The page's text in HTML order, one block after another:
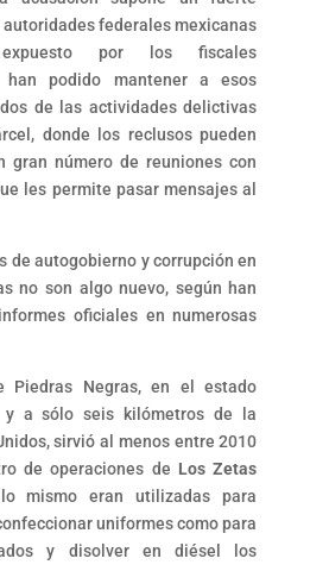
federales mexicanas
por los fiscales
han podido mantener a esos
de las actividades delictivas
donde los reclusos pueden
gran número de reuniones con
les permite pasar mensajes al
de autogobierno y corrupción en
no son algo nuevo, según han
oficiales en numerosas
Piedras Negras, en el estado
y a sólo seis kilómetros de la
sirvió al menos entre 2010
de operaciones de Los Zetas
mismo eran utilizadas para
uniformes como para
y disolver en diésel los